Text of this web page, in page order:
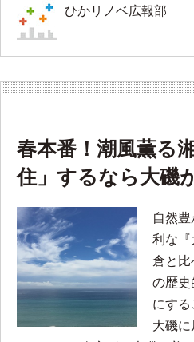
ひかリノベ広報部
春本番！潮風薫る
住」するなら大磯
自然
利な『
倉と比
の歴史
にする
大磯